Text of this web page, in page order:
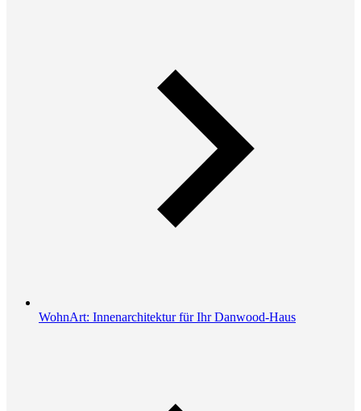
WohnArt: Innenarchitektur für Ihr Danwood-Haus